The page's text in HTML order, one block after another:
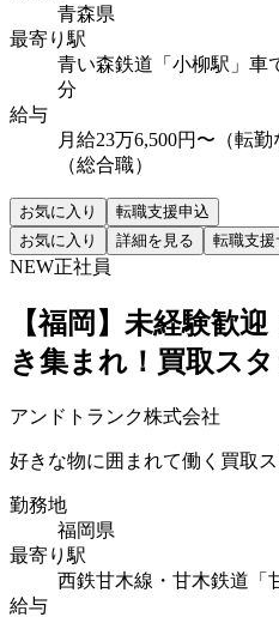
青森県
最寄り駅
青い森鉄道「小柳駅」車
分
給与
月給23万6,500円〜（転
（総合職）
お気に入り
転職支援申込
お気に入り
詳細を見る 転職支
NEW正社員
【福岡】未経験歓
き集まれ！買取ス
アンドトランク株式会社
好きな物に囲まれて働く買取
勤務地
福岡県
最寄り駅
西鉄甘木線・甘木鉄道「
給与